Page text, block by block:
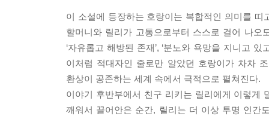
초등학교 5학년 천문학 시간에 우리는 별과 은하
는 것보다 더 큰, 폭발하는 별. 한없이 거대한 힘.
지금 여기서, 내가 그것을 직접 만든다. 벽에 부딪
려움, 분노, 잃어버린 희망…….
--- p.284
이 소설에 등장하는 호랑이는 복합적인 의미를
할머니와 릴리가 고통으로부터 스스로 걸어 나오
‘자유롭고 해방된 존재’, ‘분노와 욕망을 지니고
이처럼 적대자인 줄로만 알았던 호랑이가 차차
환상이 공존하는 세계 속에서 극적으로 펼쳐진다.
이야기 후반부에서 친구 리키는 릴리에게 이렇게
깨워서 끌어안은 순간, 릴리는 더 이상 투명 인간